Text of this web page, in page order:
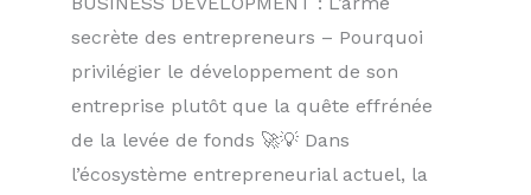
secrète des entrepreneurs – Pourquoi
privilégier le développement de son
entreprise plutôt que la quête effrénée
de la levée de fonds 🚀💡 Dans
l’écosystème entrepreneurial actuel, la